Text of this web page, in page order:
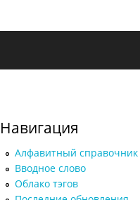
Навигация
Алфавитный справочник
Вводное слово
Облако тэгов